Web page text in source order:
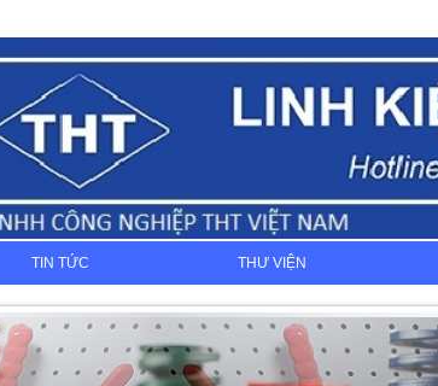
TIN TỨC THƯ VIỆN